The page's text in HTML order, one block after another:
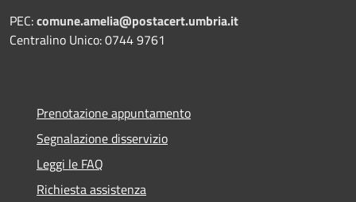
PEC:comune.amelia@postacert.umbria.it
Centralino Unico: 0744 9761
Prenotazione appuntamento
Segnalazione disservizio
Leggi le FAQ
Richiesta assistenza